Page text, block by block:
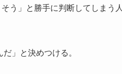
う」と勝手に判断してしまう人
」と決めつける。